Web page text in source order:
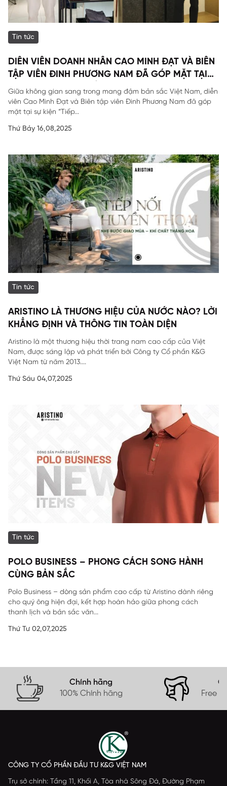
Tin tức
DIỄN VIÊN DOANH NHÂN CAO MINH ĐẠT VÀ BIÊN
TẬP VIÊN ĐINH PHƯƠNG NAM ĐÃ GÓP MẶT TẠI
SỰ KIỆN ĐẶC BIỆT CỦA ARISTINO.
Giữa không gian sang trong mang đậm bản sắc Việt Nam, diễn
viên Cao Minh Đạt và Biên tập viên Đinh Phương Nam đã góp
mặt tại sự kiện “Tiếp...
Thứ Bảy 16,08,2025
Tin tức
ARISTINO LÀ THƯƠNG HIỆU CỦA NƯỚC NÀO? LỜI
KHẲNG ĐỊNH VÀ THÔNG TIN TOÀN DIỆN
Aristino là một thương hiệu thời trang nam cao cấp của Việt
Nam, được sáng lập và phát triển bởi Công ty Cổ phần K&G
Việt Nam từ năm 2013....
Thứ Sáu 04,07,2025
Tin tức
POLO BUSINESS – PHONG CÁCH SONG HÀNH
CÙNG BẢN SẮC
Polo Business – dòng sản phẩm cao cấp từ Aristino dành riêng
cho quý ông hiện đại, kết hợp hoàn hảo giữa phong cách
thanh lịch và bản sắc văn...
Thứ Tư 02,07,2025
Chính hãng
100% Chính hãng
Free
CÔNG TY CỔ PHẦN ĐẦU TƯ K&G VIỆT NAM
Trụ sở chính: Tầng 11, Khối A, Tòa nhà Sông Đà, Đường Phạm